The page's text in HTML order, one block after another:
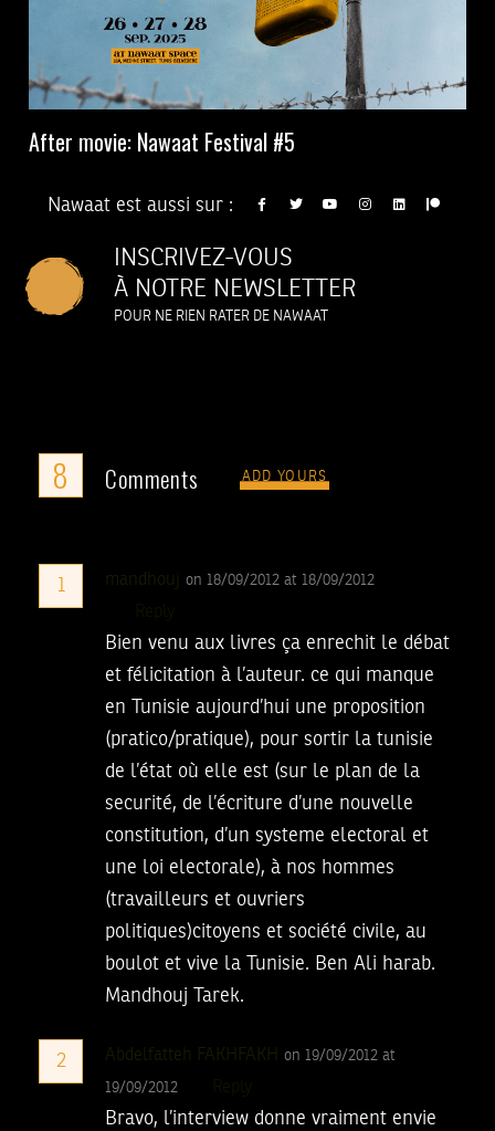
After movie: Nawaat Festival #5
Nawaat est aussi sur :
INSCRIVEZ-VOUS
À NOTRE NEWSLETTER
POUR NE RIEN RATER DE NAWAAT
8 Comments ADD YOURS
1 mandhouj on 18/09/2012 at 18/09/2012
Bien venu aux livres ça enrechit le débat
et félicitation à l’auteur. ce qui manque
en Tunisie aujourd’hui une proposition
(pratico/pratique), pour sortir la tunisie
de l’état où elle est (sur le plan de la
securité, de l’écriture d’une nouvelle
constitution, d’un systeme electoral et
une loi electorale), à nos hommes
(travailleurs et ouvriers
politiques)citoyens et société civile, au
boulot et vive la Tunisie. Ben Ali harab.
Mandhouj Tarek.
2 Abdelfatteh FAKHFAKH on 19/09/2012 at
19/09/2012
Bravo, l’interview donne vraiment envie